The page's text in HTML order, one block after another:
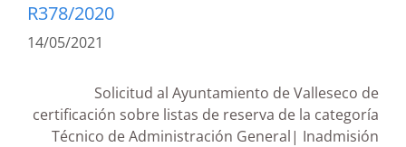
R378/2020
14/05/2021
Solicitud al Ayuntamiento de Valleseco de
certificación sobre listas de reserva de la categoría
Técnico de Administración General| Inadmisión